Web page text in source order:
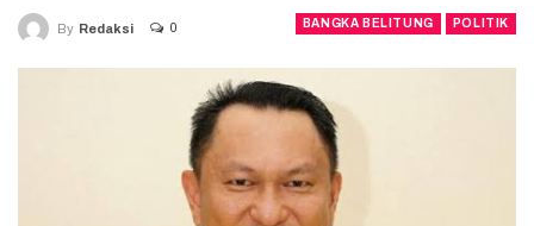
BANGKA BELITUNG POLITIK
By Redaksi 0